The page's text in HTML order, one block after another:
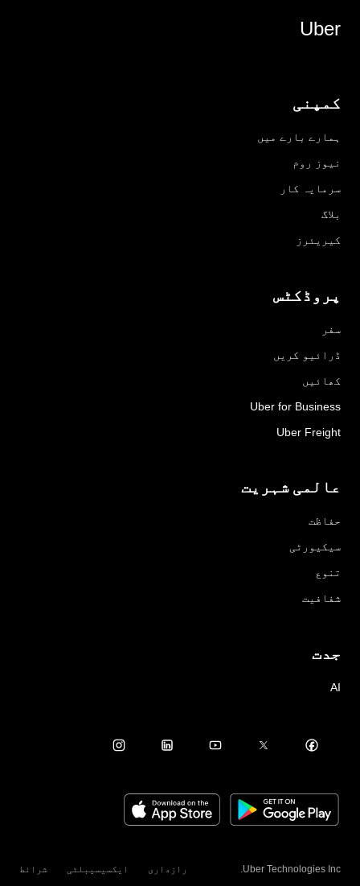
Uber
کمپنی
ہمارے بارے میں
نیوز روم
سرمایہ کار
بلاگ
کیریئرز
پروڈکٹس
سفر
ڈرائیو کریں
کھائیں
Uber for Business
Uber Freight
عالمی شہریت
حفاظت
سیکیورٹی
تنوع
شفافیت
جدت
AI
Uber Technologies Inc. رازداری ایکسیسیبلٹی شرائط